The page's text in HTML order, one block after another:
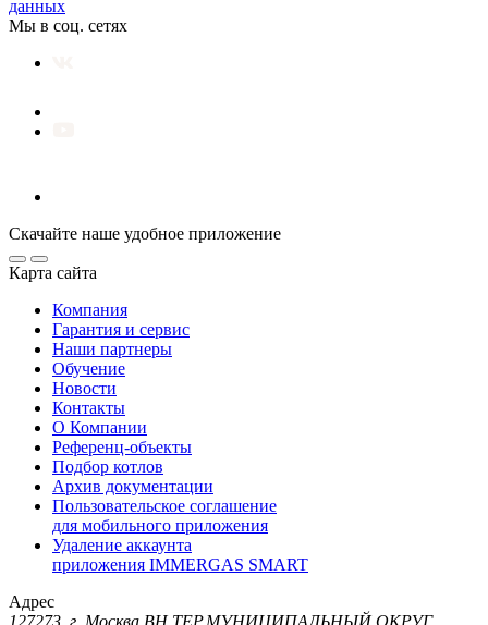
данных
Мы в соц. сетях
Скачайте наше удобное приложение
Карта сайта
Компания
Гарантия и сервис
Наши партнеры
Обучение
Новости
Контакты
О Компании
Референц-объекты
Подбор котлов
Архив документации
Пользовательское соглашение
для мобильного приложения
Удаление аккаунта
приложения IMMERGAS SMART
Адрес
127273, г. Москва ВН.ТЕР.МУНИЦИПАЛЬНЫЙ ОКРУГ